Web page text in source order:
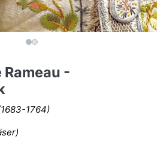
-
1764)